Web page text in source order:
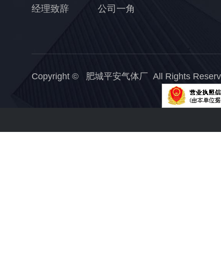
经理致辞
公司一角
Copyright © 肥城平安气体厂 All Rights